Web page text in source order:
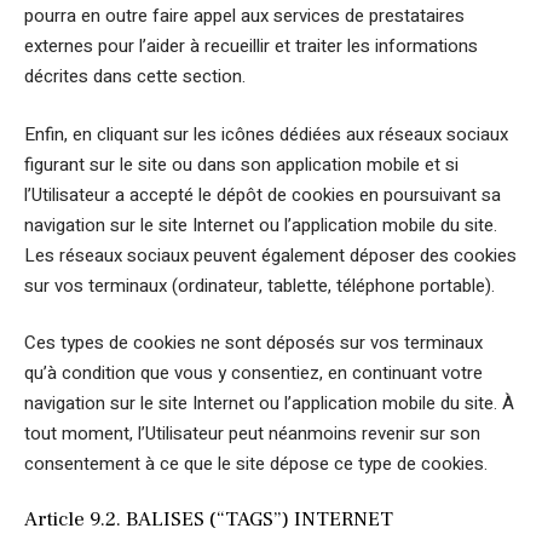
pourra en outre faire appel aux services de prestataires
externes pour l’aider à recueillir et traiter les informations
décrites dans cette section.
Enfin, en cliquant sur les icônes dédiées aux réseaux sociaux
figurant sur le site ou dans son application mobile et si
l’Utilisateur a accepté le dépôt de cookies en poursuivant sa
navigation sur le site Internet ou l’application mobile du site.
Les réseaux sociaux peuvent également déposer des cookies
sur vos terminaux (ordinateur, tablette, téléphone portable).
Ces types de cookies ne sont déposés sur vos terminaux
qu’à condition que vous y consentiez, en continuant votre
navigation sur le site Internet ou l’application mobile du site. À
tout moment, l’Utilisateur peut néanmoins revenir sur son
consentement à ce que le site dépose ce type de cookies.
Article 9.2. BALISES (“TAGS”) INTERNET